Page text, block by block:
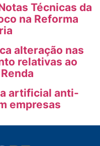
Técnicas da
na Reforma
alteração nas
relativas ao
artificial anti-
empresas